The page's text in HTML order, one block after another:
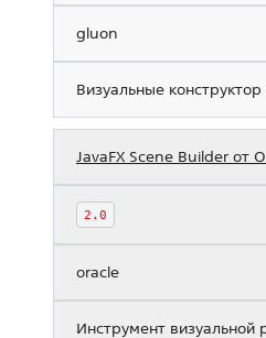
gluon
Визуальные
JavaFX Scene Builder от
2.0
oracle
Инструмент визуальной